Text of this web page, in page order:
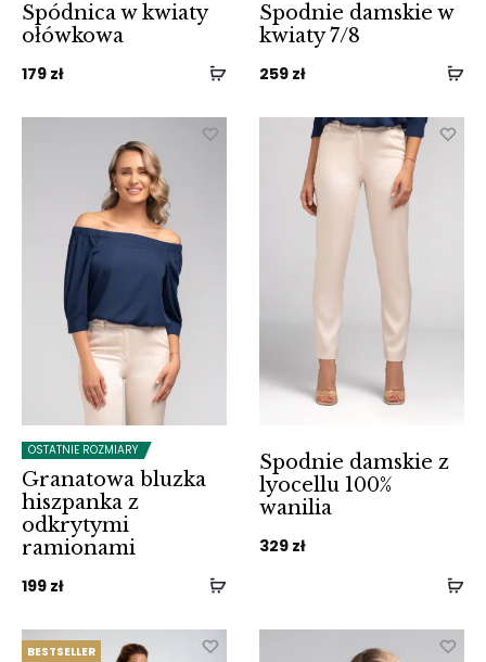
Spódnica w kwiaty
ołówkowa
179 zł
Spodnie damskie w
kwiaty 7/8
259 zł
OSTATNIE ROZMIARY
Granatowa bluzka
hiszpanka z
odkrytymi
ramionami
199 zł
Spodnie damskie z
lyocellu 100%
wanilia
329 zł
BESTSELLER